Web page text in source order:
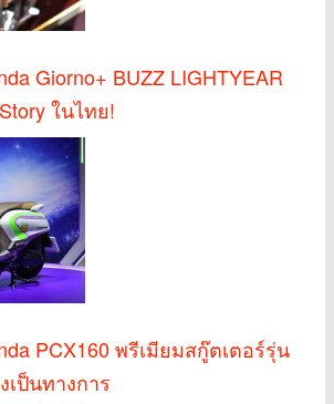
Giorno+ BUZZ LIGHTYEAR
ในไทย!
PCX160 พรีเมียมสกู๊ตเตอร์รุ่น
ป็นทางการ